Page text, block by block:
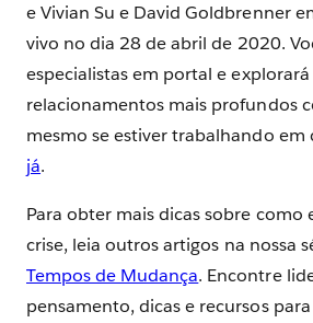
e Vivian Su e David Goldbrenner
vivo no dia 28 de abril de 2020.
especialistas em portal e
relacionamentos mais profundos
mesmo se estiver trabalhando em
já.
Para obter mais dicas sobre como
crise, leia outros artigos na nossa
Tempos de Mudança. Encontre
pensamento, dicas e recursos